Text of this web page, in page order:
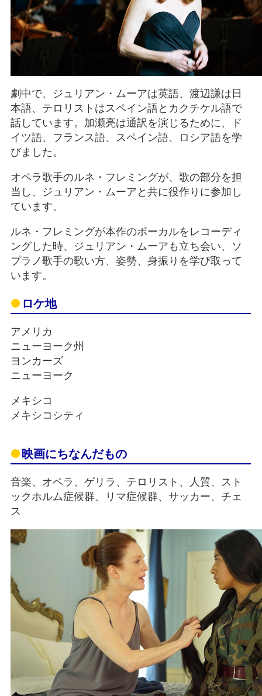
劇中で、ジュリアン・ムーアは英語、渡辺謙は日
本語、テロリストはスペイン語とカクチケル語で
話しています。加瀬亮は通訳を演じるために、ド
イツ語、フランス語、スペイン語、ロシア語を学
びました。
オペラ歌手のルネ・フレミングが、歌の部分を担
当し、ジュリアン・ムーアと共に役作りに参加し
ています。
ルネ・フレミングが本作のボーカルをレコーディ
ングした時、ジュリアン・ムーアも立ち会い、ソ
プラノ歌手の歌い方、姿勢、身振りを学び取って
います。
ロケ地
アメリカ
ニューヨーク州
ヨンカーズ
ニューヨーク
メキシコ
メキシコシティ
映画にちなんだもの
音楽、オペラ、ゲリラ、テロリスト、人質、スト
ックホルム症候群、リマ症候群、サッカー、チェ
ス